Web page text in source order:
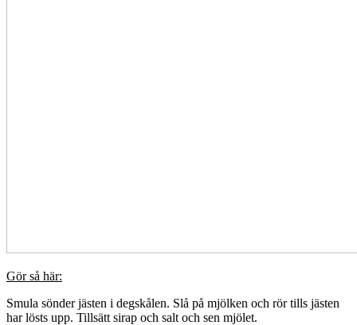
Gör så här:
Smula sönder jästen i degskålen. Slå på mjölken och rör tills jästen
har lösts upp. Tillsätt sirap och salt och sen mjölet.